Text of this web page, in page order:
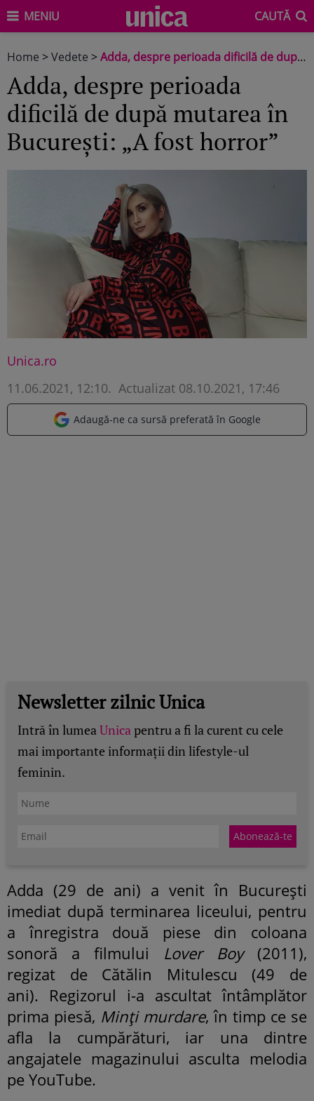
MENIU CAUTĂ
Home >Vedete >Adda, despre perioada dificilă de după mutarea în București: „A fost horror”
Adda, despre perioada
dificilă de după mutarea în
București: „A fost horror”
Unica.ro
11.06.2021, 12:10. Actualizat 08.10.2021, 17:46
Adaugă-ne ca sursă preferată în Google
Newsletter zilnic Unica
Intră în lumeaUnicapentru a fi la curent cu cele
mai importante informații din lifestyle-ul
feminin.
Adda (29 de ani) a venit în București
imediat după terminarea liceului, pentru
a înregistra două piese din coloana
sonoră a filmului Lover Boy (2011),
regizat de Cătălin Mitulescu (49 de
ani). Regizorul i-a ascultat întâmplător
prima piesă, Minți murdare, în timp ce se
afla la cumpărături, iar una dintre
angajatele magazinului asculta melodia
pe YouTube.